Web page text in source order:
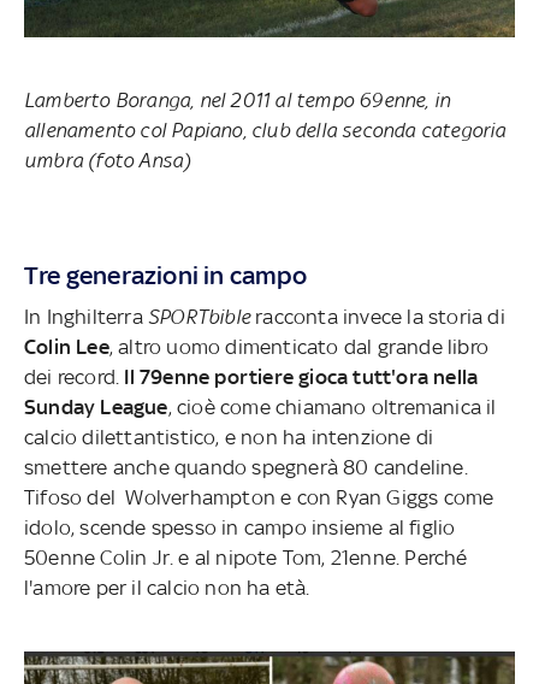
Lamberto Boranga, nel 2011 al tempo 69enne, in
allenamento col Papiano, club della seconda categoria
umbra (foto Ansa)
Tre generazioni in campo
In Inghilterra SPORTbible racconta invece la storia di
Colin Lee, altro uomo dimenticato dal grande libro
dei record. Il 79enne portiere gioca tutt'ora nella
Sunday League, cioè come chiamano oltremanica il
calcio dilettantistico, e non ha intenzione di
smettere anche quando spegnerà 80 candeline.
Tifoso del Wolverhampton e con Ryan Giggs come
idolo, scende spesso in campo insieme al figlio
50enne Colin Jr. e al nipote Tom, 21enne. Perché
l'amore per il calcio non ha età.